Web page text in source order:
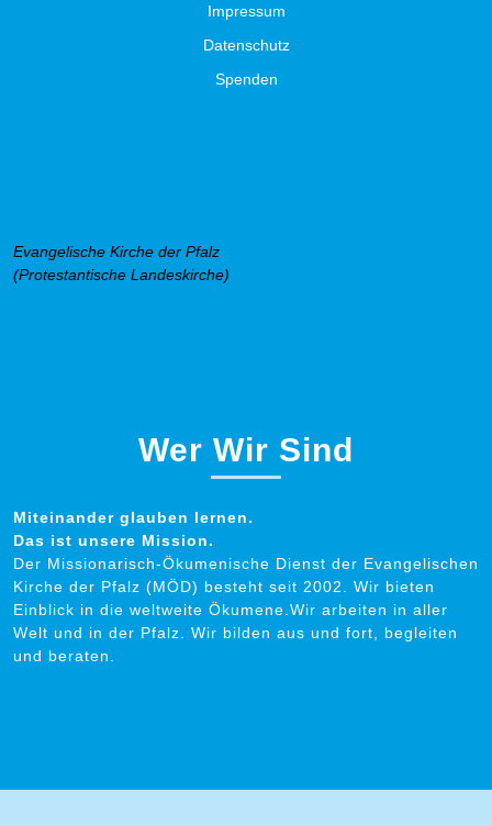
Impressum
Datenschutz
Spenden
Evangelische Kirche der Pfalz
(Protestantische Landeskirche)
Wer Wir Sind
Miteinander glauben lernen.
Das ist unsere Mission.
Der Missionarisch-Ökumenische Dienst der Evangelischen
Kirche der Pfalz (MÖD) besteht seit 2002. Wir bieten
Einblick in die weltweite Ökumene.Wir arbeiten in aller
Welt und in der Pfalz. Wir bilden aus und fort, begleiten
und beraten.